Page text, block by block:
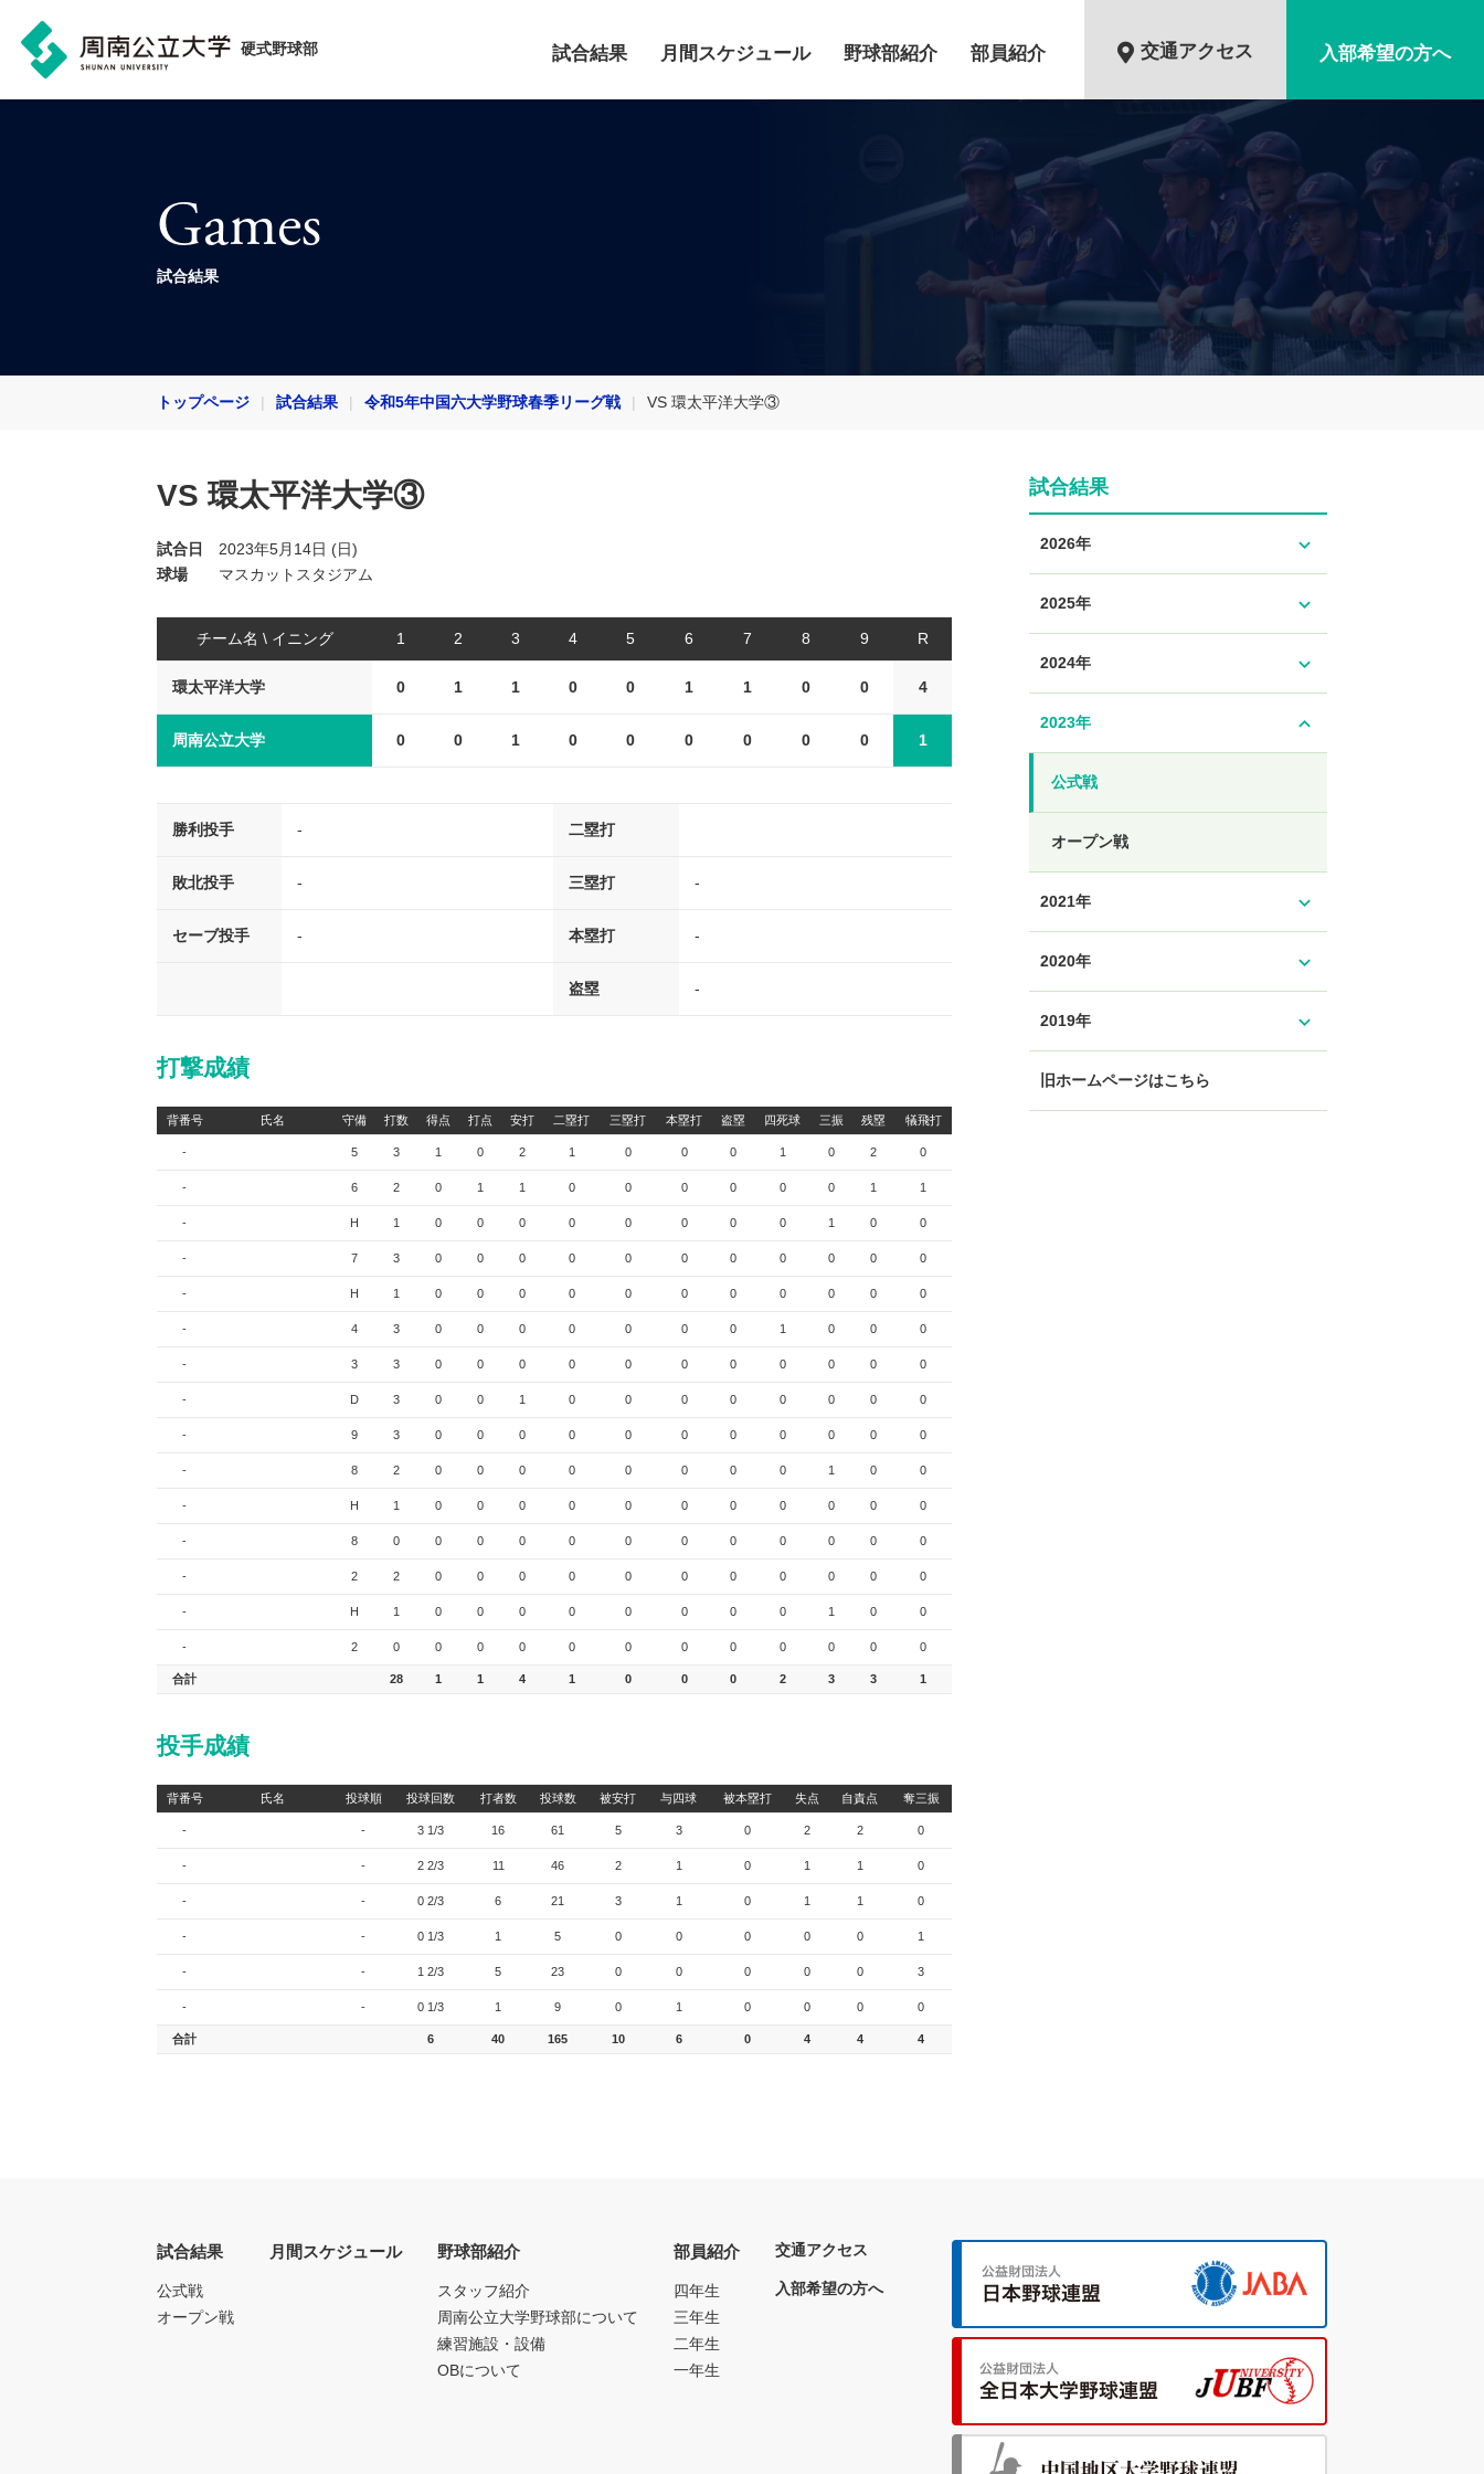
硬式野球部 試合結果 月間スケジュール 野球部紹介 部員紹介 交通アクセス 入部希望の方へ
Games
試合結果
トップページ 試合結果 令和5年中国六大学野球春季リーグ戦 VS 環太平洋大学③
VS 環太平洋大学③
試合日
2023年5月14日 (日)
球場
マスカットスタジアム
チーム名 \ イニング 1 2 3 4 5 6 7 8 9 R
環太平洋大学 0 1 1 0 0 1 1 0 0 4
周南公立大学 0 0 1 0 0 0 0 0 0 1
勝利投手 - 二塁打
敗北投手 - 三塁打 -
セーブ投手 - 本塁打 -
盗塁 -
打撃成績
背番号 氏名 守備 打数 得点 打点 安打 二塁打 三塁打 本塁打 盗塁 四死球 三振 残塁 犠飛打
- 5 3 1 0 2 1 0 0 0 1 0 2 0
- 6 2 0 1 1 0 0 0 0 0 0 1 1
- H 1 0 0 0 0 0 0 0 0 1 0 0
- 7 3 0 0 0 0 0 0 0 0 0 0 0
- H 1 0 0 0 0 0 0 0 0 0 0 0
- 4 3 0 0 0 0 0 0 0 1 0 0 0
- 3 3 0 0 0 0 0 0 0 0 0 0 0
- D 3 0 0 1 0 0 0 0 0 0 0 0
- 9 3 0 0 0 0 0 0 0 0 0 0 0
- 8 2 0 0 0 0 0 0 0 0 1 0 0
- H 1 0 0 0 0 0 0 0 0 0 0 0
- 8 0 0 0 0 0 0 0 0 0 0 0 0
- 2 2 0 0 0 0 0 0 0 0 0 0 0
- H 1 0 0 0 0 0 0 0 0 1 0 0
- 2 0 0 0 0 0 0 0 0 0 0 0 0
合計 28 1 1 4 1 0 0 0 2 3 3 1
投手成績
背番号 氏名 投球順 投球回数 打者数 投球数 被安打 与四球 被本塁打 失点 自責点 奪三振
- - 3 1/3 16 61 5 3 0 2 2 0
- - 2 2/3 11 46 2 1 0 1 1 0
- - 0 2/3 6 21 3 1 0 1 1 0
- - 0 1/3 1 5 0 0 0 0 0 1
- - 1 2/3 5 23 0 0 0 0 0 3
- - 0 1/3 1 9 0 1 0 0 0 0
合計 6 40 165 10 6 0 4 4 4
試合結果
2026年 expand_more
2025年 expand_more
2024年 expand_more
2023年 expand_less
公式戦
オープン戦
2021年 expand_more
2020年 expand_more
2019年 expand_more
旧ホームページはこちら
試合結果
公式戦
オープン戦
月間スケジュール 野球部紹介
スタッフ紹介
周南公立大学野球部について
練習施設・設備
OBについて
部員紹介
四年生
三年生
二年生
一年生
交通アクセス
入部希望の方へ